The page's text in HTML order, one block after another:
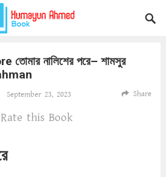
নালিশের পরে– শামসুর
September 23, 2023 Share
Rate this Book